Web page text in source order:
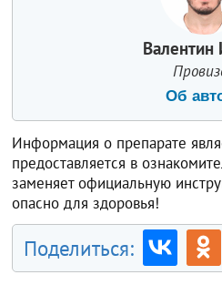
Валентин
Об
Информация о препарате
предоставляется в
заменяет официальную
опасно для здоровья!
Поделиться: